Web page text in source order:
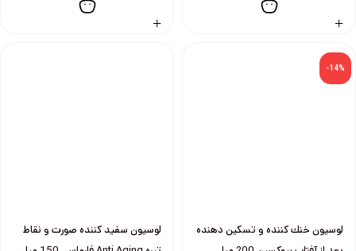
-14%
لوسيون خنك كننده و تسكين دهنده
لوسيون سفيد كننده صورت و نقاط